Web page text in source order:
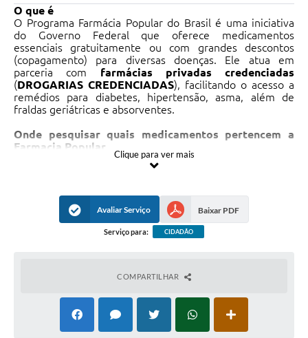
O que é
O Programa Farmácia Popular do Brasil é uma iniciativa
do Governo Federal que oferece medicamentos
essenciais gratuitamente ou com grandes descontos
(copagamento) para diversas doenças. Ele atua em
parceria com farmácias privadas credenciadas
(DROGARIAS CREDENCIADAS), facilitando o acesso a
remédios para diabetes, hipertensão, asma, além de
fraldas geriátricas e absorventes.
Onde pesquisar quais medicamentos pertencem a
Farmacia Popular
https://www.gov.br/saude/pt-
br/composicao/sectics/farmacia-popular
Clique para ver mais
Avaliar Serviço Baixar PDF
Serviço para: CIDADÃO
COMPARTILHAR